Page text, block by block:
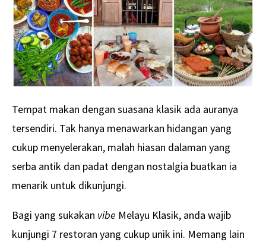
Tempat makan dengan suasana klasik ada auranya
tersendiri. Tak hanya menawarkan hidangan yang
cukup menyelerakan, malah hiasan dalaman yang
serba antik dan padat dengan nostalgia buatkan ia
menarik untuk dikunjungi.
Bagi yang sukakan vibe Melayu Klasik, anda wajib
kunjungi 7 restoran yang cukup unik ini. Memang lain